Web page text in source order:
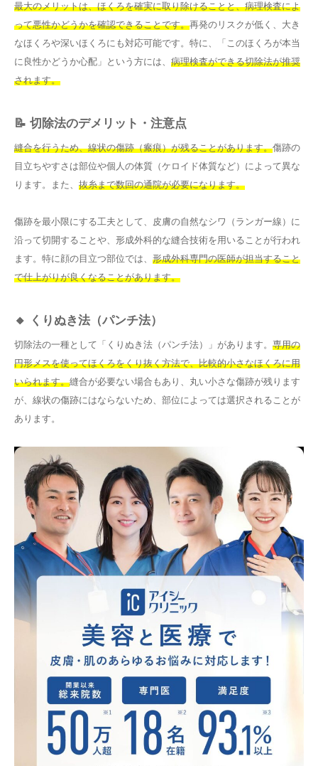
最大のメリットは、ほくろを確実に取り除けることと、病理検査によ
って悪性かどうかを確認できることです。再発のリスクが低く、大き
なほくろや深いほくろにも対応可能です。特に、「このほくろが本当
に良性かどうか心配」という方には、 病理検査ができる切除法が推奨
されます。
📝 切除法のデメリット・注意点
縫合を行うため、線状の傷跡（瘢痕）が残ることがあります。傷跡の
目立ちやすさは部位や個人の体質（ケロイド体質など）によって異な
ります。また、 抜糸まで数回の通院が必要になります。
傷跡を最小限にする工夫として、皮膚の自然なシワ（ランガー線）に
沿って切開することや、形成外科的な縫合技術を用いることが行われ
ます。特に顔の目立つ部位では、 形成外科専門の医師が担当すること
で仕上がりが良くなることがあります。
🔸 くりぬき法（パンチ法）
切除法の一種として「くりぬき法（パンチ法）」があります。 専用の
円形メスを使ってほくろをくり抜く方法で、比較的小さなほくろに用
いられます。縫合が必要ない場合もあり、丸い小さな傷跡が残ります
が、線状の傷跡にはならないため、部位によっては選択されることが
あります。